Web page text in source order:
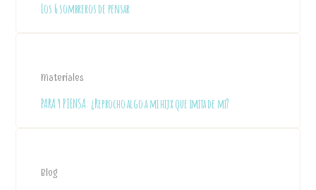
Los 6 sombreros de pensar
Materiales
PARA Y PIENSA: ¿Reprocho algo a mi hijx que imita de mi?
Blog